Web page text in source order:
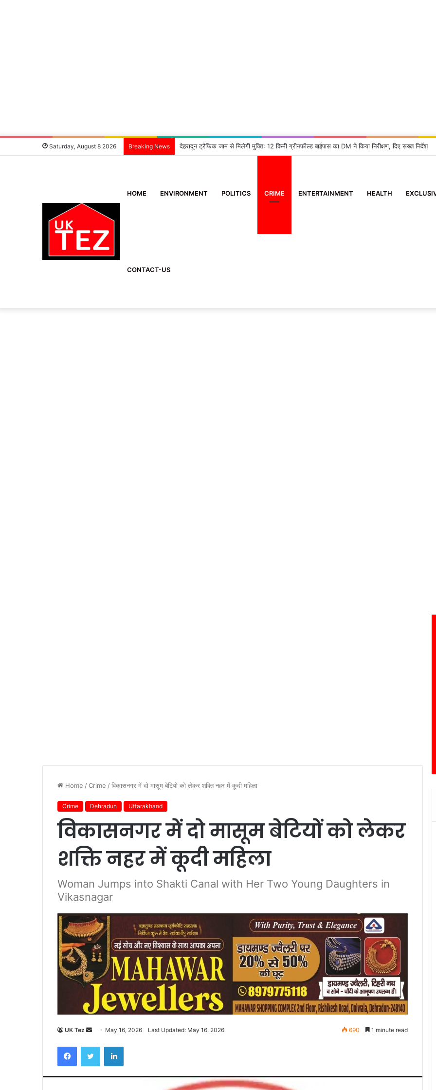
Saturday, August 8 2026 Breaking News देहरादून ट्रैफिक जाम से मिलेगी मुक्ति: 12 किमी ग्रीनफील्ड बाईपास का DM ने किया निरीक्षण, दिए सख्त निर्देश
HOME ENVIRONMENT POLITICS CRIME ENTERTAINMENT HEALTH
CONTACT-US
Home /Crime /विकासनगर में दो मासूम बेटियों को लेकर शक्ति नहर में कूदी महिला
Crime Dehradun Uttarakhand
विकासनगर में दो मासूम बेटियों को लेकर
शक्ति नहर में कूदी महिला
Woman Jumps into Shakti Canal with Her Two Young Daughters in
Vikasnagar
UK Tez
n
d
a
May 16, 2026 Last Updated: May 16, 2026 690 1 minute read